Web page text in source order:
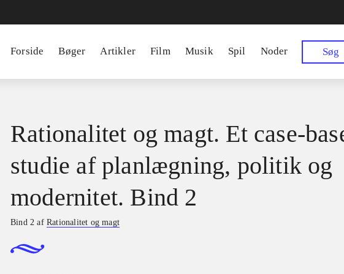
Forside Bøger Artikler Film Musik Spil Noder Søg
Rationalitet og magt. Et case-
studie af planlægning, politik og
modernitet. Bind 2
Bind 2 afRationalitet og magt